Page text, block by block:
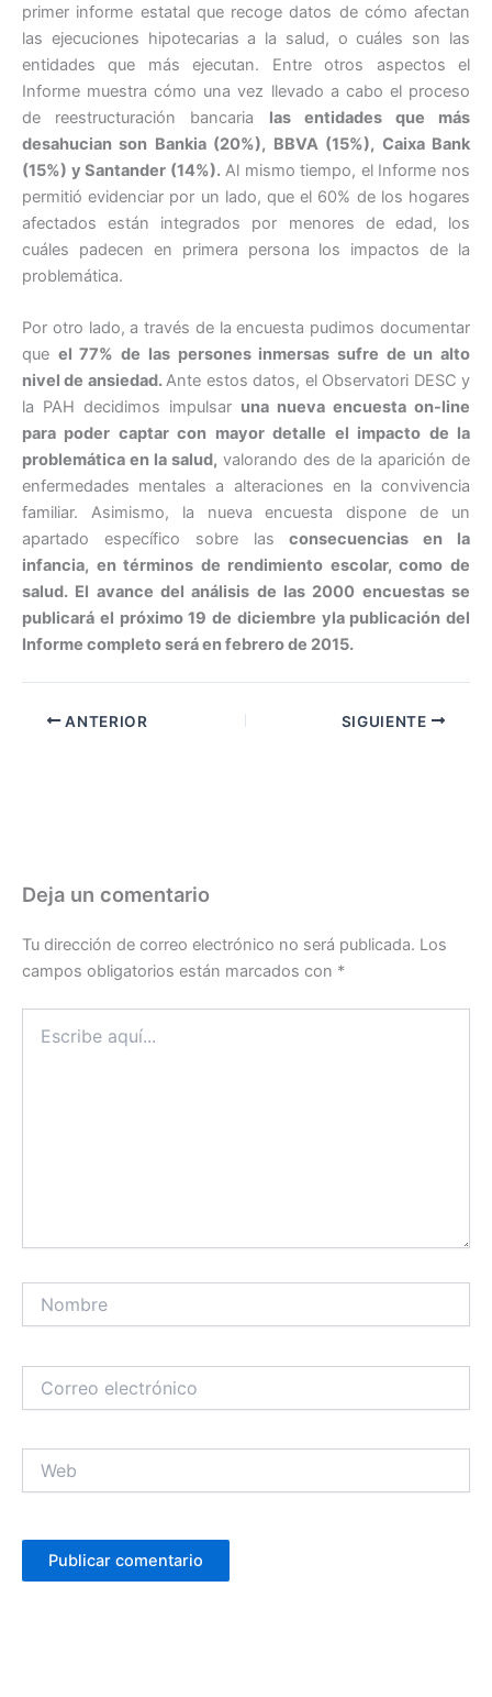
primer informe estatal que recoge datos de cómo afectan
las ejecuciones hipotecarias a la salud, o cuáles son las
entidades que más ejecutan. Entre otros aspectos el
Informe muestra cómo una vez llevado a cabo el proceso
de reestructuración bancaria las entidades que más
desahucian son Bankia (20%), BBVA (15%), Caixa Bank
(15%) y Santander (14%).Al mismo tiempo, el Informe nos
permitió evidenciar por un lado, que el 60% de los hogares
afectados están integrados por menores de edad, los
cuáles padecen en primera persona los impactos de la
problemática.
Por otro lado, a través de la encuesta pudimos documentar
que el 77% de las persones inmersas sufre de un alto
nivel de ansiedad.Ante estos datos, el Observatori DESC y
la PAH decidimos impulsar una nueva encuesta on-line
para poder captar con mayor detalle el impacto de la
problemática en la salud, valorando des de la aparición de
enfermedades mentales a alteraciones en la convivencia
familiar. Asimismo, la nueva encuesta dispone de un
apartado específico sobre lasconsecuencias en la
infancia, en términos de rendimiento escolar, como de
salud. El avance del análisis de las 2000 encuestas se
publicará el próximo 19 de diciembre yla publicación del
Informe completo será en febrero de 2015.
ANTERIOR SIGUIENTE
Deja un comentario
Tu dirección de correo electrónico no será publicada. Los
campos obligatorios están marcados con *
aquí...
electrónico